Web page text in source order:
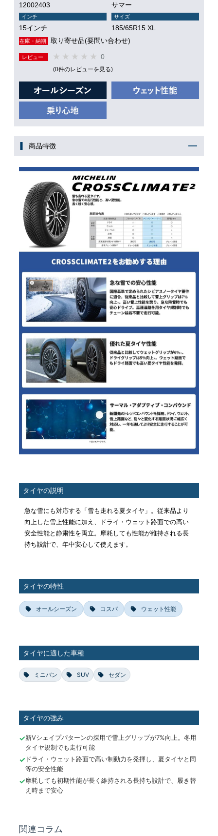
12002403 サマー
インチ
15インチ
サイズ
185/65R15 XL
在庫・納期 取り寄せ品(要問い合わせ)
レビュー 0
(0件のレビューを見る)
商品特徴
タイヤの説明
急な雪にも対応する「雪も走れる夏タイヤ」。従来品より
向上した雪上性能に加え、ドライ・ウェット路面での高い
安全性能と静粛性を両立。摩耗しても性能が維持される長
持ち設計で、年中安心して使えます。
タイヤの特性
オールシーズン コスパ ウェット性能
タイヤに適した車種
ミニバン SUV セダン
タイヤの強み
新Vシェイプパターンの採用で雪上グリップが7%向上。冬用
タイヤ規制でも走行可能
ドライ・ウェット路面で高い制動力を発揮し、夏タイヤと同
等の安全性能
摩耗しても初期性能が長く維持される長持ち設計で、履き替
え時まで安心
関連コラム